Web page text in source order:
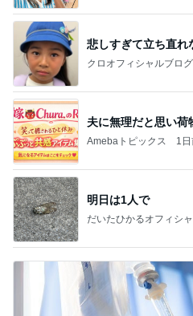
悲しすぎて立ち直れ
クロオフィシャルブロ
夫に無理だと思い荷
Amebaトピックス 1
明日は1人で
だいたひかるオフィシ